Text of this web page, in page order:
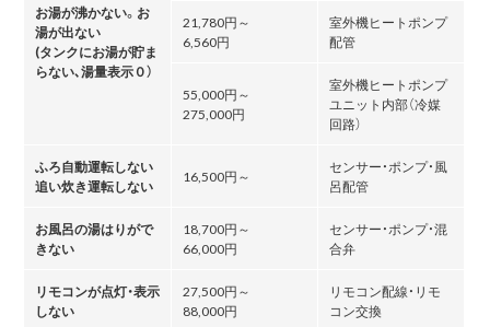
お湯が沸かない。お
湯が出ない
(タンクにお湯が貯ま
らない､湯量表示０）
21,780円～
6,560円
室外機ヒートポンプ
配管
55,000円～
275,000円
室外機ヒートポンプ
ユニット内部（冷媒
回路）
ふろ自動運転しない
追い炊き運転しない
16,500円～
センサー・ポンプ・風
呂配管
お風呂の湯はりがで
きない
18,700円～
66,000円
センサー・ポンプ・混
合弁
リモコンが点灯・表示
しない
27,500円～
88,000円
リモコン配線・リモ
コン交換